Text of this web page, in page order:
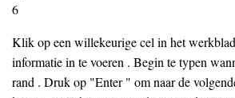
6
Klik op een willekeurige cel in het
informatie in te voeren . Begin te typen
rand . Druk op "Enter " om naar de